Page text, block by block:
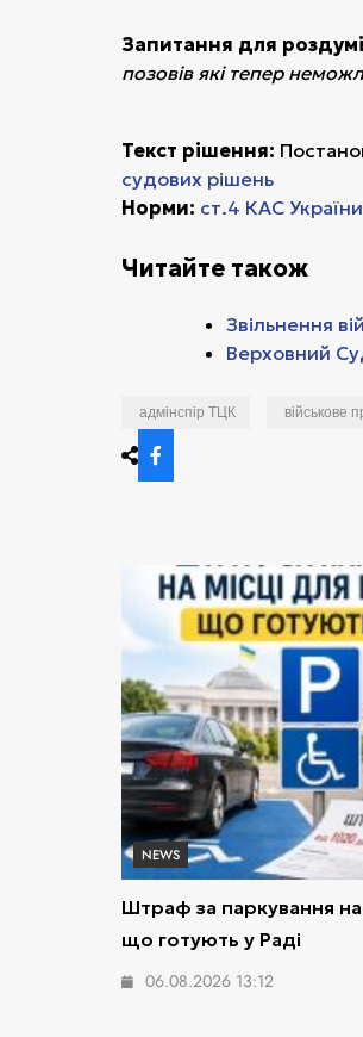
Запитання для
позовів які тепер
Текст рішення:
судових рішень
Норми: ст.4 КАС
Читайте також
Звільнення
Верховний
адмінспір ТЦК військове
NEWS
Штраф за паркування на
що готують у Раді
06.08.2026 13:12